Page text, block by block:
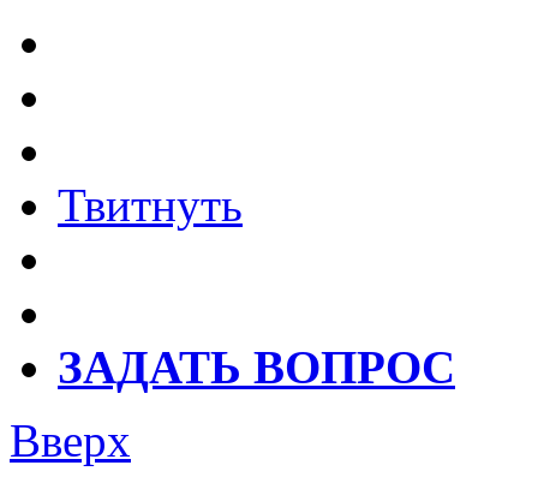
Твитнуть
ЗАДАТЬ ВОПРОС
Вверх